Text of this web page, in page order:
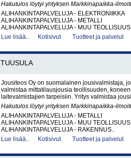
Hakutulos löytyi yrityksen Markkinapaikka-
ALIHANKINTAPALVELUJA - ELEKTRONIIKKA
ALIHANKINTAPALVELUJA - METALLI
ALIHANKINTAPALVELUJA - MUU
Lue lisää..
Kotisivut Tuotteet ja palvelut
TUUSULA
Jousiteos Oy on suomalainen jousivalmistaja,
valmistaa mittatilausjousia teollisuuden,
laitevalmistajien tarpeisiin. Yritys valmistaa
Hakutulos löytyi yrityksen Markkinapaikka-
ALIHANKINTAPALVELUJA - METALLI
ALIHANKINTAPALVELUJA - MUU TEOLLISUUS
ALIHANKINTAPALVELUJA - RAKENNUS..
Lue lisää..
Kotisivut Tuotteet ja palvelut